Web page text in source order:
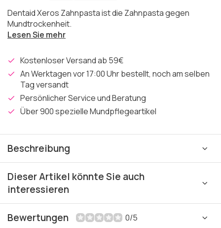
Dentaid Xeros Zahnpasta ist die Zahnpasta gegen
Mundtrockenheit.
Lesen Sie mehr
Kostenloser Versand ab 59€
An Werktagen vor 17:00 Uhr bestellt, noch am selben
Tag versandt
Persönlicher Service und Beratung
Über 900 spezielle Mundpflegeartikel
Beschreibung
Dieser Artikel könnte Sie auch
interessieren
Bewertungen 0/5